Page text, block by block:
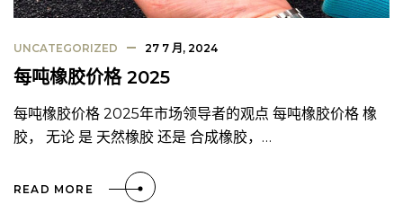
UNCATEGORIZED 27 7 月, 2024
每吨橡胶价格 2025
每吨橡胶价格 2025年市场领导者的观点 每吨橡胶价格 橡
胶， 无论 是 天然橡胶 还是 合成橡胶，…
READ MORE